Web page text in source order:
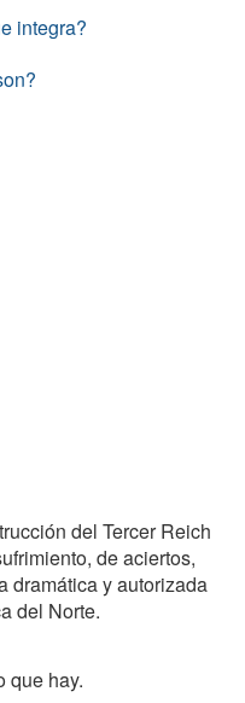
integra?
del Tercer Reich
de aciertos,
dramática y autorizada
del Norte.
que hay.